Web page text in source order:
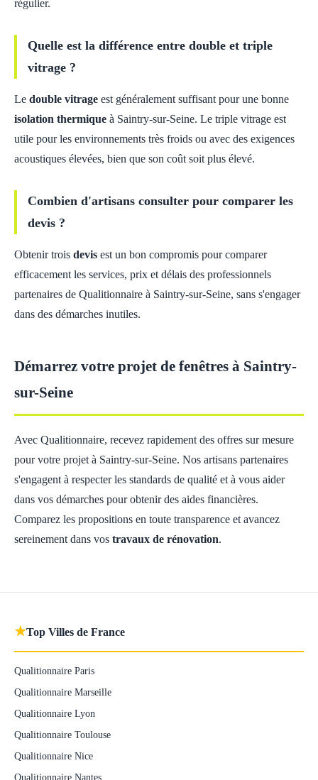
régulier.
Quelle est la différence entre double et triple
vitrage ?
Le double vitrage est généralement suffisant pour une bonne
isolation thermique à Saintry-sur-Seine. Le triple vitrage est
utile pour les environnements très froids ou avec des exigences
acoustiques élevées, bien que son coût soit plus élevé.
Combien d'artisans consulter pour comparer les
devis ?
Obtenir trois devis est un bon compromis pour comparer
efficacement les services, prix et délais des professionnels
partenaires de Qualitionnaire à Saintry-sur-Seine, sans s'engager
dans des démarches inutiles.
Démarrez votre projet de fenêtres à Saintry-
sur-Seine
Avec Qualitionnaire, recevez rapidement des offres sur mesure
pour votre projet à Saintry-sur-Seine. Nos artisans partenaires
s'engagent à respecter les standards de qualité et à vous aider
dans vos démarches pour obtenir des aides financières.
Comparez les propositions en toute transparence et avancez
sereinement dans vos travaux de rénovation.
★Top Villes de France
Qualitionnaire Paris
Qualitionnaire Marseille
Qualitionnaire Lyon
Qualitionnaire Toulouse
Qualitionnaire Nice
Qualitionnaire Nantes